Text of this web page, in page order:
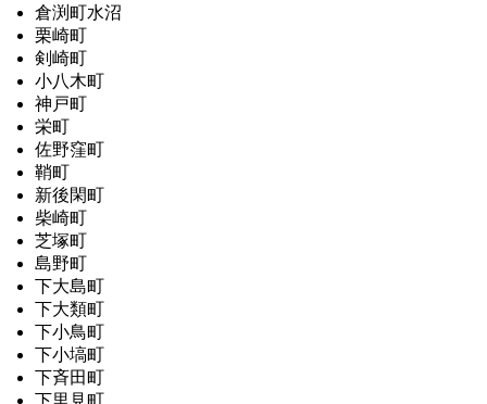
倉渕町水沼
栗崎町
剣崎町
小八木町
神戸町
栄町
佐野窪町
鞘町
新後閑町
柴崎町
芝塚町
島野町
下大島町
下大類町
下小鳥町
下小塙町
下斉田町
下里見町